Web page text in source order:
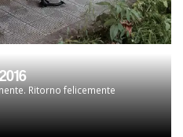
Ritorno felicemente